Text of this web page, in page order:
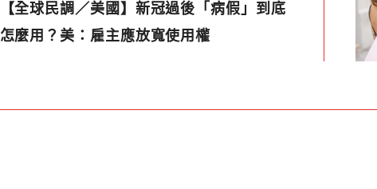
【全球民調／美國】新冠過後「病假」到底
怎麼用？美：雇主應放寬使用權